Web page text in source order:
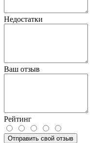
Недостатки
Ваш отзыв
Рейтинг
Отправить свой отзыв